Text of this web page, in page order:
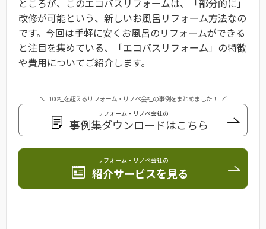
ところが、このエコバスリフォームは、「部分的に」
改修が可能という、新しいお風呂リフォーム方法なの
です。今回は手軽に安くお風呂のリフォームができる
と注目を集めている、「エコバスリフォーム」の特徴
や費用についてご紹介します。
100社を超えるリフォーム・リノベ会社の事例をまとめました！
リフォーム・リノベ会社の
事例集ダウンロードはこちら
リフォーム・リノベ会社の
紹介サービスを見る